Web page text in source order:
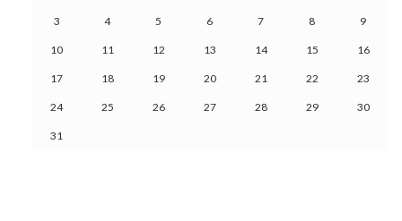
3 4 5 6 7 8 9
10 11 12 13 14 15 16
17 18 19 20 21 22 23
24 25 26 27 28 29 30
31